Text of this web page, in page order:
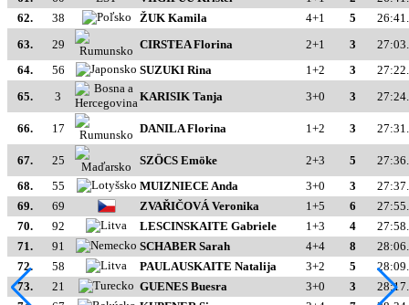
62.
38 ŽUK Kamila 4+1 5
63.
29 CIRSTEA Florina 2+1 3
64.
56 SUZUKI Rina 1+2 3
65.
3 KARISIK Tanja 3+0 3
66. 17 DANILA Florina 1+2 3
67. 25 SZÖCS Emöke 2+3 5
68.
55 MUIZNIECE Anda 3+0 3
69.
69 ZVAŘIČOVÁ Veronika 1+5 6
70.
92 LESCINSKAITE Gabriele 1+3 4
71.
91 SCHABER Sarah 4+4 8
72.
58 PAULAUSKAITE Natalija 3+2 5
73.
21 GUENES Buesra 3+0 3